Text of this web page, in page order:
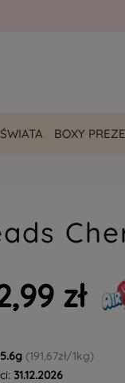
BOXY
zł
(191,67zł/1kg)
31.12.2026